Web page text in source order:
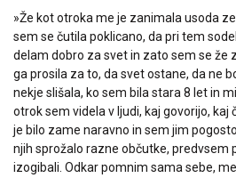
»Že kot otroka me je zanimala usoda
sem se čutila poklicano, da pri tem
delam dobro za svet in zato sem se že
ga prosila za to, da svet ostane, da ne
nekje slišala, ko sem bila stara 8 let in
otrok sem videla v ljudi, kaj govorijo, kaj
je bilo zame naravno in sem jim
njih sprožalo razne občutke, predvsem
izogibali. Odkar pomnim sama sebe,